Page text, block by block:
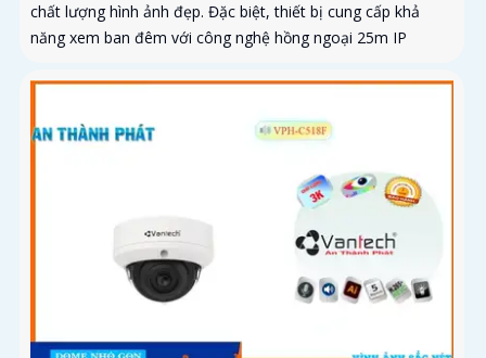
chất lượng hình ảnh đẹp. Đặc biệt, thiết bị cung cấp khả
năng xem ban đêm với công nghệ hồng ngoại 25m IP